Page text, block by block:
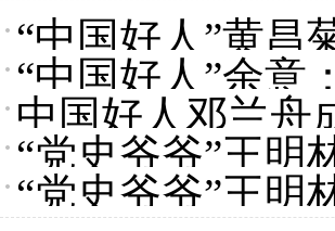
“中国好人”黄昌
“中国好人”余意
中国好人邓兰舟
“党史爷爷”王明
“党史爷爷”王明